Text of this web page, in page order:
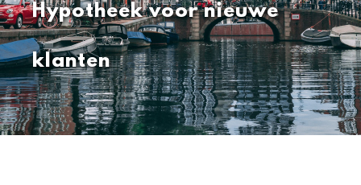
Hypotheek voor nieuwe
klanten